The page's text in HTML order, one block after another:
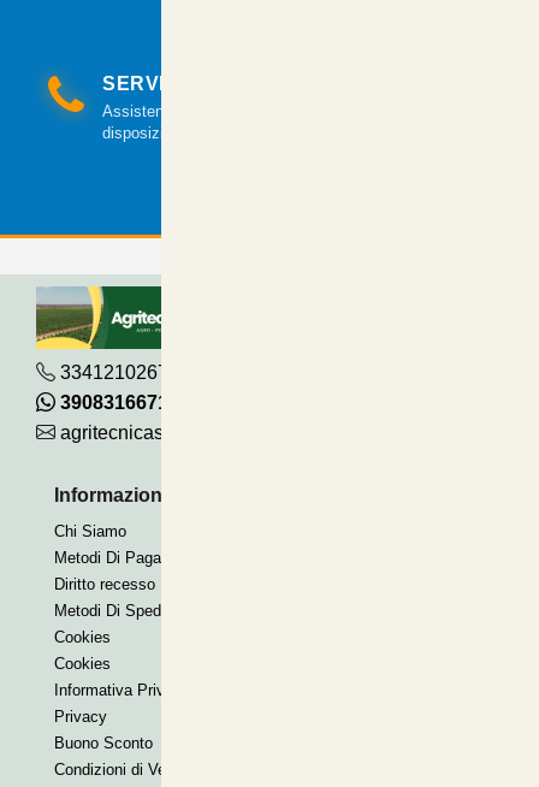
SERVIZIO CLIENTI
Assistenza clienti via mail e telefonica a tua
disposizione.
3341210267
390831667115
agritecnicasrl@gmail.com
Informazioni Utili
Chi Siamo
Metodi Di Pagamento
Diritto recesso
Metodi Di Spedizione
Cookies
Cookies
Informativa Privacy
Privacy
Buono Sconto
Condizioni di Vendita